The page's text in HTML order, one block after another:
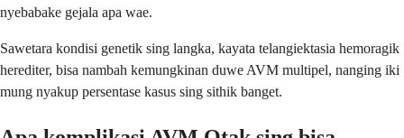
nyebabake gejala apa wae.
Sawetara kondisi genetik sing langka, kayata telangiektasia hemoragik
herediter, bisa nambah kemungkinan duwe AVM multipel, nanging iki
mung nyakup persentase kasus sing sithik banget.